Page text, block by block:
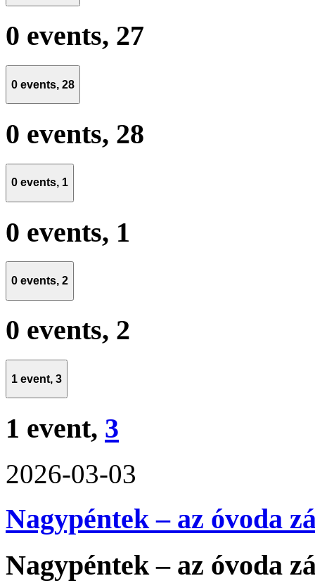
0 events, 27
0 events, 28
0 events, 28
0 events, 1
0 events, 1
0 events, 2
0 events, 2
1 event, 3
1 event, 3
2026-03-03
Nagypéntek – az óvoda
Nagypéntek – az óvoda